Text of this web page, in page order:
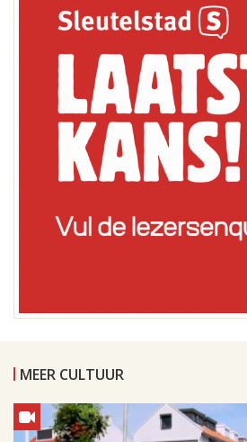
MEER CULTUUR